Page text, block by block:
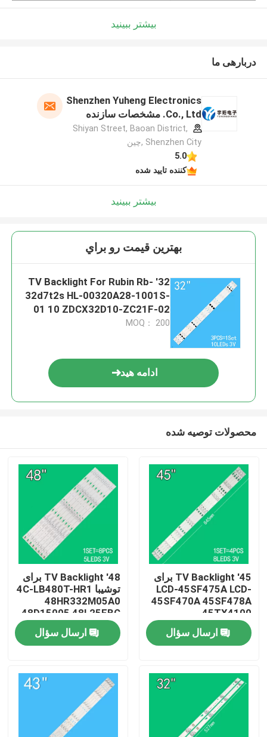
محصولات
بیشتر ببینید
دربارهی ما
Shenzhen Yuheng Electronics
Co., Ltd. مشخصات سازنده
Shiyan Street, Baoan District,
Shenzhen City ,چین
5.0
کننده تایید شده
بیشتر ببینید
بهترين قيمت رو براي
32' TV Backlight For Rubin Rb-
32d7t2s HL-00320A28-1001S-
01 10 ZDCX32D10-ZC21F-02
H32B3100E CX315DLEDM
MOQ： 200
ادامه هید
محصولات توصیه شده
45' TV Backlight برای
LCD-45SF475A LCD-
45SF470A 45SF478A
45TX4100
3P45UM003
ارسال سؤال
48' TV Backlight برای
توشیبا 4C-LB480T-HR1
48HR332M05A0
48D15005 48L25EBC
48L26CMC 48L2600C
48L2500Cارسال سؤال